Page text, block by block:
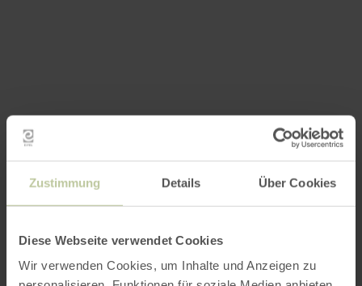
Zustimmung Details Über Cookies
Diese Webseite verwendet Cookies
Wir verwenden Cookies, um Inhalte und Anzeigen zu